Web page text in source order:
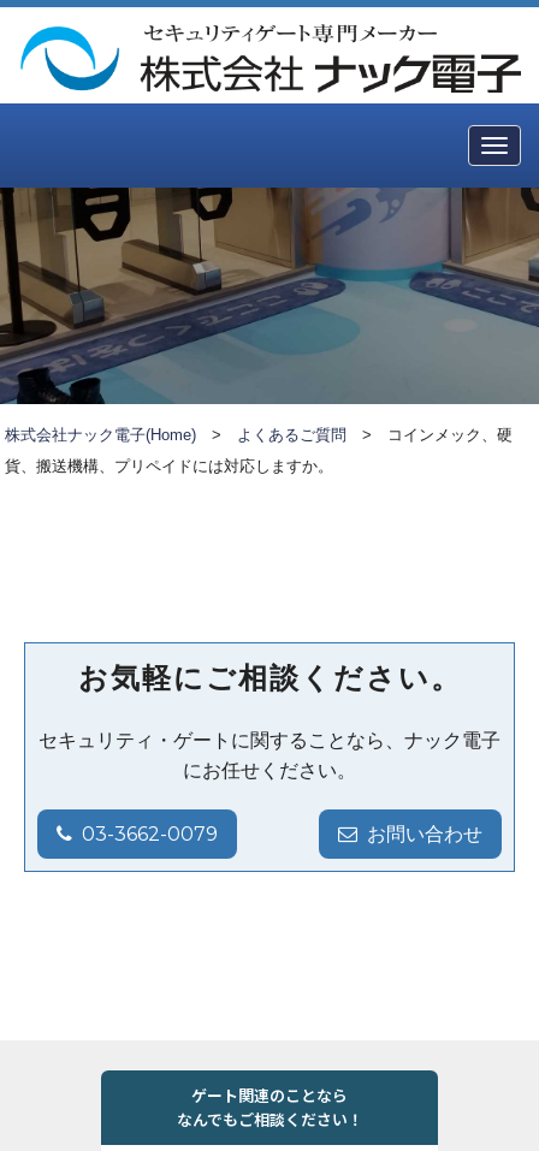
株式会社ナック電子(Home) > よくあるご質問 >
コインメック、硬
貨、搬送機構、プリペイドには対応しますか。
お気軽にご相談ください。
セキュリティ・ゲートに関することなら、ナック電子
にお任せください。
03-3662-0079 お問い合わせ
ゲート関連のことなら
なんでもご相談ください！